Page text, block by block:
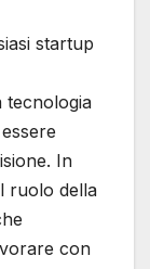
startup
tecnologia
In
ruolo della
con